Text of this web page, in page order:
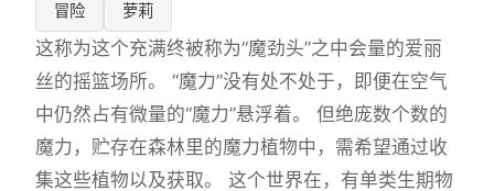
冒险 萝莉
这称为这个充满终被称为“魔劲头”之中会量的爱丽
丝的摇篮场所。 “魔力”没有处不处于，即便在空气
中仍然占有微量的“魔力”悬浮着。 但绝庞数个数的
魔力，贮存在森林里的魔力植物中，需希望通过收
集这些植物以及获取。 这个世界在，有单类生期物